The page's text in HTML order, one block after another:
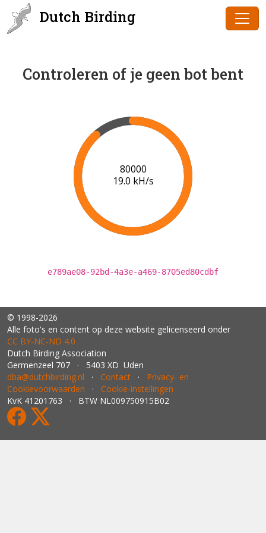
Dutch Birding
Controleren of je geen bot bent
82000
18.8 kH/s
e789ae08-92bd-4a3e-a469-8705ed80cdbf
© 1998-2026
Alle foto's en content op deze website gelicenseerd onder
CC BY‑NC‑ND 4.0
Dutch Birding Association
Germenzeel 707 · 5403 XD Uden
dba@dutchbirding.nl · Contact · Privacy- en
Cookievoorwaarden · Cookie-instellingen
KvK 41201763 · BTW NL009750915B02